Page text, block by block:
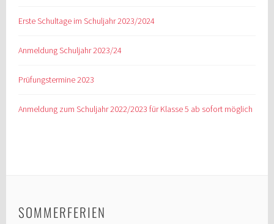
Erste Schultage im Schuljahr 2023/2024
Anmeldung Schuljahr 2023/24
Prüfungstermine 2023
Anmeldung zum Schuljahr 2022/2023 für Klasse 5 ab sofort möglich
SOMMERFERIEN